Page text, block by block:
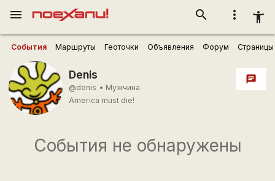
more_vert accessibility_new
search
menu
События Маршруты Геоточки Объявления Форум Страницы
Denis
@denis • Мужчина
Ameriсa must die!
chat
События не обнаружены